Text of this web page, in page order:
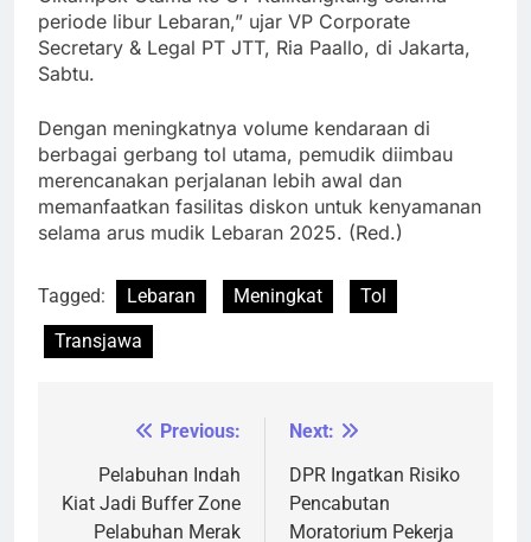
periode libur Lebaran,” ujar VP Corporate
Secretary & Legal PT JTT, Ria Paallo, di Jakarta,
Sabtu.
Dengan meningkatnya volume kendaraan di
berbagai gerbang tol utama, pemudik diimbau
merencanakan perjalanan lebih awal dan
memanfaatkan fasilitas diskon untuk kenyamanan
selama arus mudik Lebaran 2025. (Red.)
Tagged: Lebaran Meningkat
Tol
Transjawa
Navigasi
pos
Previous:
Pelabuhan Indah
Kiat Jadi Buffer Zone
Pelabuhan Merak
Next:
DPR Ingatkan Risiko
Pencabutan
Moratorium Pekerja